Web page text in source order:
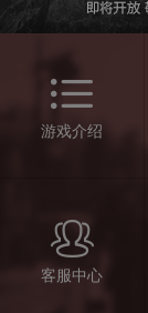
游戏介绍
客服中心